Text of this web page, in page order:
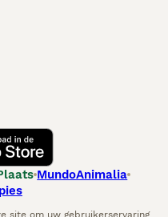
MundoAnimalia
site om uw gebruikerservaring